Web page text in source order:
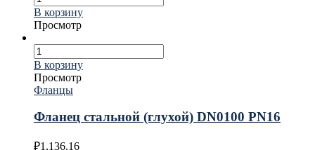
В корзину
Просмотр
В корзину
Просмотр
Фланцы
Фланец стальной (глухой) DN0100 PN16
₽1,136.16